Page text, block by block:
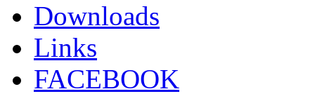
Downloads
Links
FACEBOOK